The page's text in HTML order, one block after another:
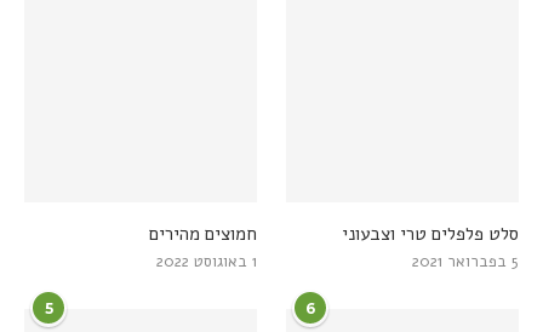
חמוצים מהירים
1 באוגוסט 2022
סלט פלפלים טרי וצבעוני
5 בפברואר 2021
5 6